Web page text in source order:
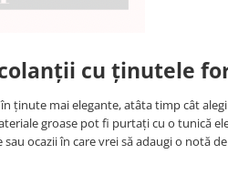
cu ținutele
ținute mai elegante, atâta timp cât
groase pot fi purtați cu o tunică
ocazii în care vrei să adaugi o notă